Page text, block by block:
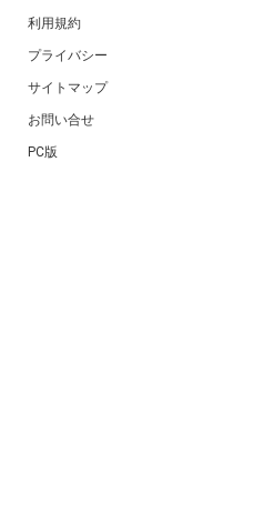
利用規約
プライバシー
サイトマップ
お問い合せ
PC版